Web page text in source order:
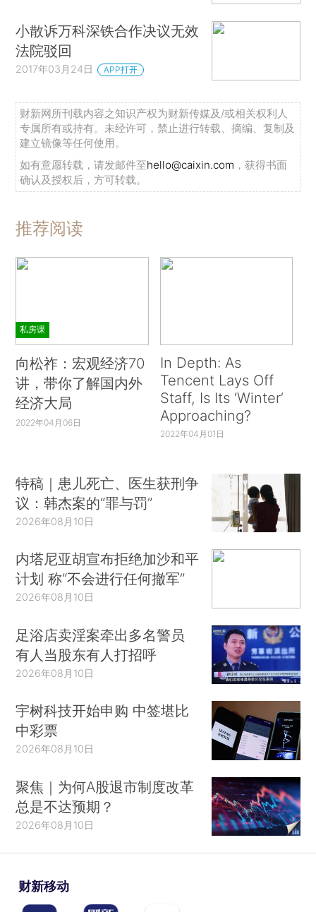
小散诉万科深铁合作决议无效
法院驳回
2017年03月24日 APP打开
财新网所刊载内容之知识产权为财新传媒及/或相关权利人
专属所有或持有。未经许可，禁止进行转载、摘编、复制及
建立镜像等任何使用。
如有意愿转载，请发邮件至hello@caixin.com ，获得书面
确认及授权后，方可转载。
推荐阅读
私房课
向松祚：宏观经济70
讲，带你了解国内外
经济大局
2022年04月06日
In Depth: As
Tencent Lays Off
Staff, Is Its ‘Winter’
Approaching?
2022年04月01日
特稿｜患儿死亡、医生获刑争
议：韩杰案的“罪与罚”
2026年08月10日
内塔尼亚胡宣布拒绝加沙和平
计划 称“不会进行任何撤军”
2026年08月10日
足浴店卖淫案牵出多名警员
有人当股东有人打招呼
2026年08月10日
宇树科技开始申购 中签堪比
中彩票
2026年08月10日
聚焦｜为何A股退市制度改革
总是不达预期？
2026年08月10日
财新移动